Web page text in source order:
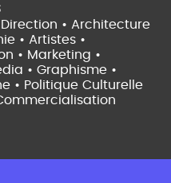
• Architecture
• Artistes •
• Marketing •
• Graphisme •
• Politique Culturelle